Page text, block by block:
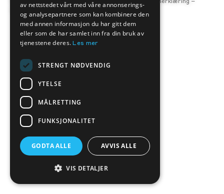
© Kverneland Bil, org.nr. 977 047 684 – Personvernerklæring –
av nettstedet vårt med våre annonserings-
og analysepartnere som kan kombinere den
med annen informasjon du har gitt dem
eller som de har samlet inn fra din bruk av
tjenestene deres.Les mer
STRENGT NØDVENDIG
YTELSE
MÅLRETTING
FUNKSJONALITET
GODTA ALLE AVVIS ALLE
VIS DETALJER